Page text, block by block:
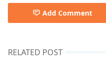
Add Comment
RELATED POST